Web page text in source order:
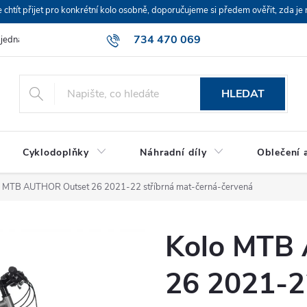
přijet pro konkrétní kolo osobně, doporučujeme si předem ověřit, zda
734 470 069
HLEDAT
Cyklodoplňky Náhradní díly Oblečení
MTB AUTHOR Outset 26 2021-22 stříbrná mat-černá-červená
Kolo MTB
26 2021-